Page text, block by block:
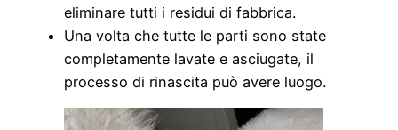
eliminare tutti i residui di fabbrica.
Una volta che tutte le parti sono state
completamente lavate e asciugate, il
processo di rinascita può avere luogo.